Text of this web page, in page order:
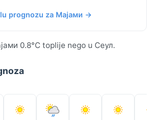
prognozu za Мајами →
0.8°C toplije nego u Сеул.